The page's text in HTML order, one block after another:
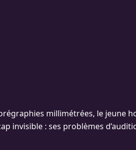
millimétrées, le jeune
invisible : ses problèmes